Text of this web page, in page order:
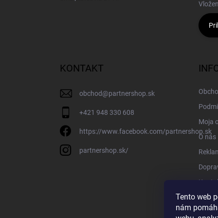
Tento web
nám
KONTAKT
obchod@partnershop.sk
+421 948 330 608
https://www.facebook.com/partnershop.sk
partnershop.sk/
Moja
O nás
Blog